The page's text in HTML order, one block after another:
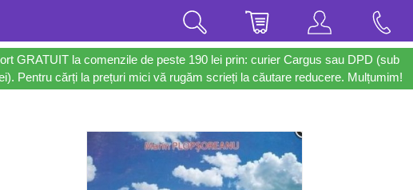
GRATUIT la comenzile de peste 190 lei prin: curier Cargus sau DPD (sub
Pentru cărți la prețuri mici vă rugăm scrieți la căutare reducere. Mulțumim!